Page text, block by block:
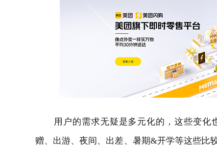
用户的需求无疑是多元化的，这些变化
赠、出游、夜间、出差、暑期&开学等这些比